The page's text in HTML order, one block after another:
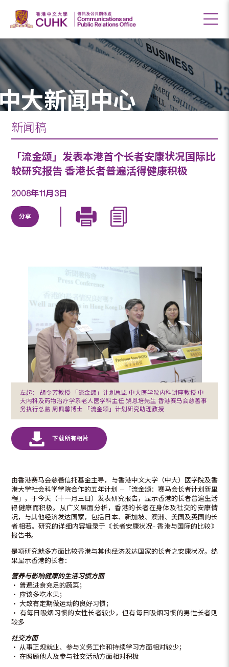
大新闻中心
新闻稿
「流金颂」发表本港首个长者安康状况国际比
较研究报告 香港长者普遍活得健康积极
2008年11月3日
分享
左起： 胡令芳教授 「流金颂」计划总监 中大医学院内科讲座教授 中
大内科及药物治疗学系老人医学科主任 饶恩培先生 香港赛马会慈善事
务执行总监 周佩馨博士 「流金颂」计划研究助理教授
由香港赛马会慈善信托基金主导，与香港中文大学（中大）医学院及香
港大学社会科学学院合作的五年计划 —「流金颂：赛马会长者计划新里
程」，于今天（十一月三日）发表研究报告，显示香港的长者普遍生活
得健康而积极。从广义层面分析，香港的长者在身体及社交的安康情
况，与其他经济发达国家，包括日本、新加坡、澳洲、美国及英国的长
者相若。研究的详细内容辑录于《长者安康状况– 香港与国际的比较》
报告书。
是项研究就多方面比较香港与其他经济发达国家的长者之安康状况，结
果显示香港的长者：
营养与影响健康的生活习惯方面
‧ 普遍进食充足的蔬菜；
‧ 应该多吃水果；
‧ 大致有定期做运动的良好习惯；
‧ 有每日吸烟习惯的女性长者较少，但有每日吸烟习惯的男性长者则
较多
社交方面
‧ 从事正规就业、参与义务工作和持续学习方面相对较少；
‧ 在照顾他人及参与社交活动方面相对积极